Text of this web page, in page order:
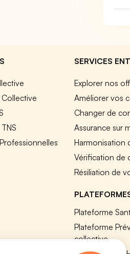
SERVICES
Explorer nos
Améliorer vos
Changer de
Assurance sur
Harmonisation
Vérification de
Résiliation de
Plateforme
Plateforme
collective